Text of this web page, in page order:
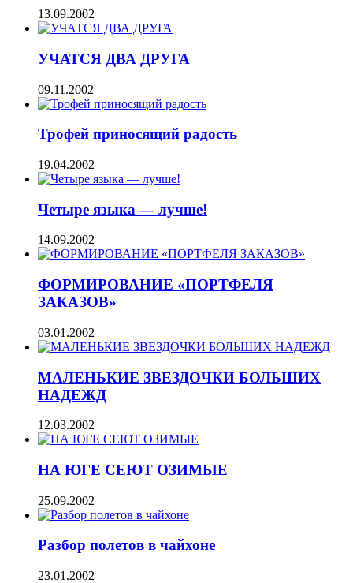
13.09.2002
УЧАТСЯ ДВА ДРУГА
09.11.2002
Трофей приносящий радость
19.04.2002
Четыре языка — лучше!
14.09.2002
ФОРМИРОВАНИЕ «ПОРТФЕЛЯ
ЗАКАЗОВ»
03.01.2002
МАЛЕНЬКИЕ ЗВЕЗДОЧКИ БОЛЬШИХ
НАДЕЖД
12.03.2002
НА ЮГЕ СЕЮТ ОЗИМЫЕ
25.09.2002
Разбор полетов в чайхоне
23.01.2002